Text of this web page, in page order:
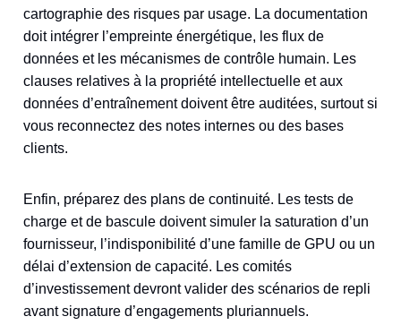
cartographie des risques par usage. La documentation
doit intégrer l’empreinte énergétique, les flux de
données et les mécanismes de contrôle humain. Les
clauses relatives à la propriété intellectuelle et aux
données d’entraînement doivent être auditées, surtout si
vous reconnectez des notes internes ou des bases
clients.
Enfin, préparez des plans de continuité. Les tests de
charge et de bascule doivent simuler la saturation d’un
fournisseur, l’indisponibilité d’une famille de GPU ou un
délai d’extension de capacité. Les comités
d’investissement devront valider des scénarios de repli
avant signature d’engagements pluriannuels.